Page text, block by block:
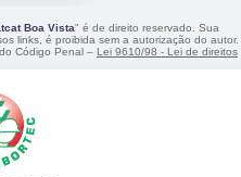
Boa Vista" é de direito reservado. Sua
links, é proibida sem a autorização do autor.
Código Penal – Lei 9610/98 - Lei de direitos